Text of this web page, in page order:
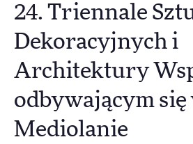
24. Triennale
Dekoracyjnych i
Architektury
odbywającym się
Mediolanie